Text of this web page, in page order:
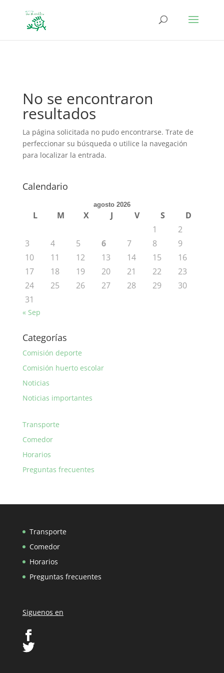
No se encontraron
resultados
La página solicitada no pudo encontrarse. Trate de
perfeccionar su búsqueda o utilice la navegación
para localizar la entrada.
Calendario
agosto 2026
L M X J V S
D
1
2
3
4 5 6 7 8
9
10
11 12 13 14 15
16
17
18 19 20 21 22
23
24
25 26 27 28 29
30
31
« Sep
Categorías
Comisión deporte
Comisión huerto escolar
Noticias
Noticias importantes
Transporte
Comedor
Horarios
Preguntas frecuentes
Transporte
Comedor
Horarios
Preguntas frecuentes
Siguenos en